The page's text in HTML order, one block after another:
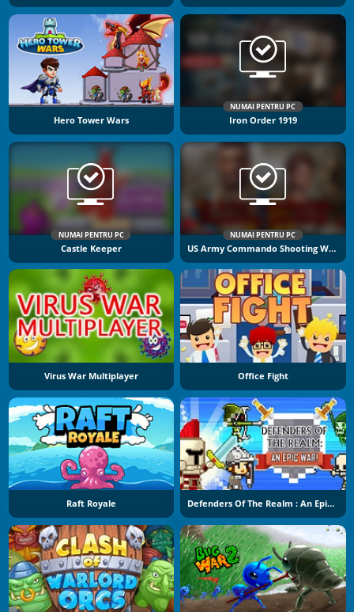
Hero Tower Wars
NUMAI PENTRU PC
Iron Order 1919
NUMAI PENTRU PC
Castle Keeper
NUMAI PENTRU PC
US Army Commando Shooting Warzone
Virus War Multiplayer Office Fight
Raft Royale Defenders Of The Realm : An Epic War !